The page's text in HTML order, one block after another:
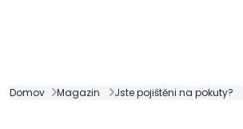
Domov Magazin Jste pojištěni na pokuty?